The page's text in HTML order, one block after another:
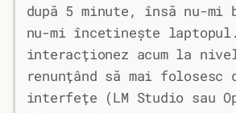
după 5 minute, însă nu-mi
nu-mi încetinește laptopul.
interacționez acum la
renunțând să mai folosesc
interfețe (LM Studio sau